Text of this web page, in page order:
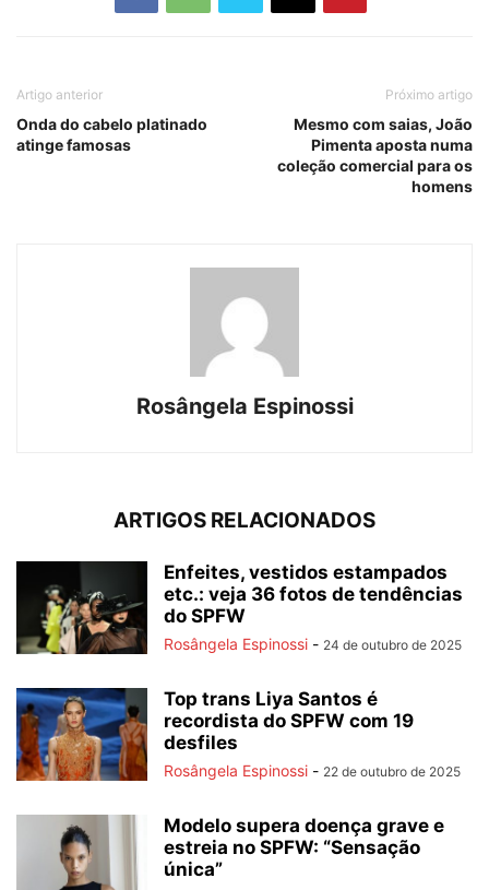
Artigo anterior
Onda do cabelo platinado
atinge famosas
Próximo artigo
Mesmo com saias, João
Pimenta aposta numa
coleção comercial para os
homens
Rosângela Espinossi
ARTIGOS RELACIONADOS
Enfeites, vestidos estampados
etc.: veja 36 fotos de tendências
do SPFW
Rosângela Espinossi - 24 de outubro de 2025
Top trans Liya Santos é
recordista do SPFW com 19
desfiles
Rosângela Espinossi - 22 de outubro de 2025
Modelo supera doença grave e
estreia no SPFW: “Sensação
única”